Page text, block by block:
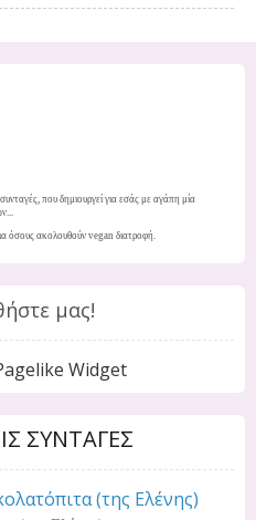
που δημιουργεί για εσάς με αγάπη μία
όσους ακολουθούν vegan διατροφή.
μας!
ΣΥΝΤΑΓΕΣ